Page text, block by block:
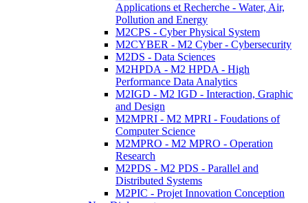
Applications et Recherche - Water, Air,
Pollution and Energy
M2CPS - Cyber Physical System
M2CYBER - M2 Cyber - Cybersecurity
M2DS - Data Sciences
M2HPDA - M2 HPDA - High
Performance Data Analytics
M2IGD - M2 IGD - Interaction, Graphic
and Design
M2MPRI - M2 MPRI - Foudations of
Computer Science
M2MPRO - M2 MPRO - Operation
Research
M2PDS - M2 PDS - Parallel and
Distributed Systems
M2PIC - Projet Innovation Conception